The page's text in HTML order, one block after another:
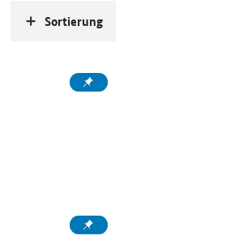
Sortierung